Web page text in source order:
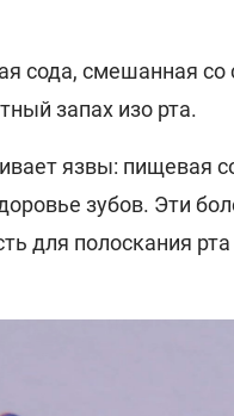
сода, смешанная
запах изо рта.
язвы: пищевая
зубов. Эти
для полоскания